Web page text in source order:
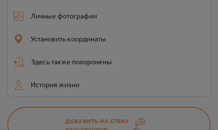
Личные фотографии
Установить координаты
Здесь также похоронены
История жизни
ДОБАВИТЬ НА СТЕНУ